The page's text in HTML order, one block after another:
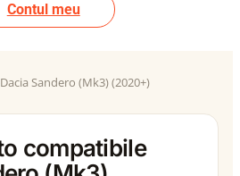
Contul meu
Dacia Sandero (Mk3) (2020+)
compatibile